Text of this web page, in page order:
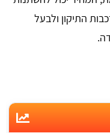
למורכבות התיקון ולבעל